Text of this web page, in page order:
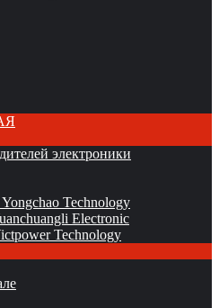
электроники
Technology
Electronic
Technology